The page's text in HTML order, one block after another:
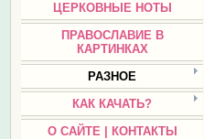
ЦЕРКОВНЫЕ НОТЫ
ПРАВОСЛАВИЕ В
КАРТИНКАХ
РАЗНОЕ
КАК КАЧАТЬ?
О САЙТЕ | КОНТАКТЫ